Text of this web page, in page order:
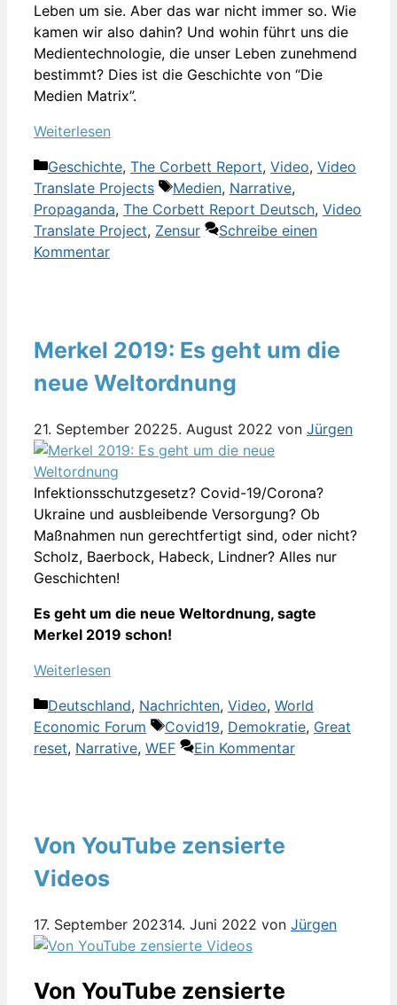
Leben um sie. Aber das war nicht immer so. Wie
kamen wir also dahin? Und wohin führt uns die
Medientechnologie, die unser Leben zunehmend
bestimmt? Dies ist die Geschichte von “Die
Medien Matrix”.
Weiterlesen
Kategorien
Geschichte, The Corbett Report, Video, Video
Translate Projects
Schlagwörter
Medien, Narrative,
Propaganda, The Corbett Report Deutsch, Video
Translate Project, Zensur
Schreibe einen
Kommentar
Merkel 2019: Es geht um die
neue Weltordnung
21. September 20225. August 2022 von Jürgen
Infektionsschutzgesetz? Covid-19/Corona?
Ukraine und ausbleibende Versorgung? Ob
Maßnahmen nun gerechtfertigt sind, oder nicht?
Scholz, Baerbock, Habeck, Lindner? Alles nur
Geschichten!
Es geht um die neue Weltordnung, sagte
Merkel 2019 schon!
Weiterlesen
Kategorien
Deutschland, Nachrichten, Video, World
Economic Forum
Schlagwörter
Covid19, Demokratie, Great
reset, Narrative, WEF Ein Kommentar
Von YouTube zensierte
Videos
17. September 202314. Juni 2022 von Jürgen
Von YouTube zensierte